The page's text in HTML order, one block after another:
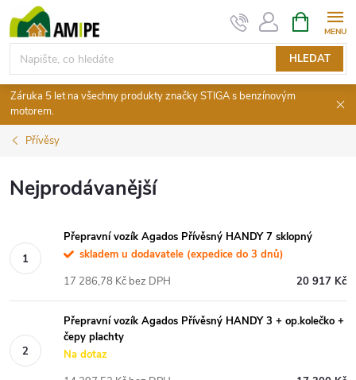
na
obsah
HLEDAT
NÁKUPNÍ
KOŠÍK
Záruka 5 let na všechny produkty značky STIGA s benzínovým
motorem.
Přívěsy
Nejprodávanější
Přepravní vozík Agados Přívěsný HANDY 7 sklopný
skladem u dodavatele (expedice do 3 dnů)
20 917 Kč
17 286,78 Kč bez DPH
Přepravní vozík Agados Přívěsný HANDY 3 + op.kolečko +
čepy plachty
Na dotaz